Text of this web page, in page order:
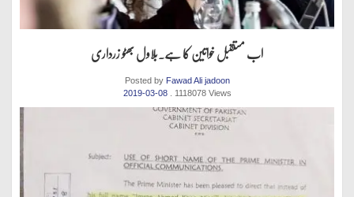
اب مستقبل خواتین کا ہے.بلاول بھٹو زرداری
Posted by Fawad Ali jadoon
2019-03-08
. 1118078 Views